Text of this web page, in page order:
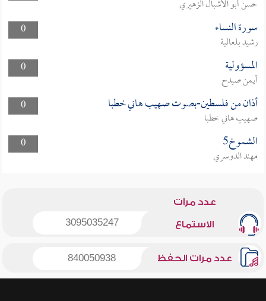
حسن أبو الأشبال الزهيري
0
سورة النساء
رشيد بلعالية
0
المسؤولية
أيمن صيدح
0
أذان من فلسطين-بصوت صهيب هاني خطبا
صهيب هاني خطبا
0
الشموخ5
مهند الدوسري
عدد مرات
الاستماع 3095035247
عدد مرات الحفظ 840050938